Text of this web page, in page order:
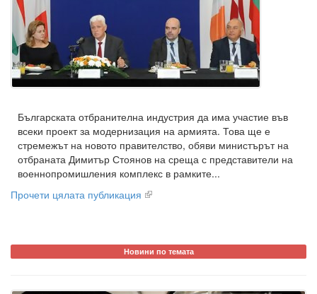
Българската отбранителна индустрия да има участие във
всеки проект за модернизация на армията. Това ще е
стремежът на новото правителство, обяви министърът на
отбраната Димитър Стоянов на среща с представители на
военнопромишления комплекс в рамките...
Прочети цялата публикация
Новини по темата